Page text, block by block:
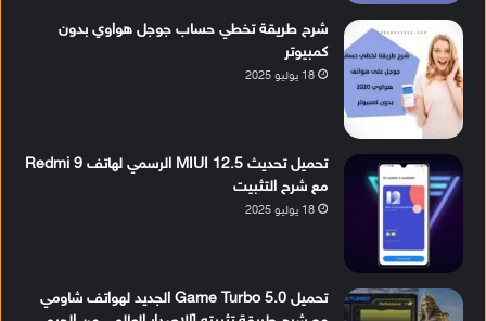
شرح طريقة تخطي حساب جوجل هواوي بدون
كمبيوتر
18 يوليو 2025
تحميل تحديث MIUI 12.5 الرسمي لهاتف Redmi 9
مع شرح التثبيت
18 يوليو 2025
تحميل Game Turbo 5.0 الجديد لهواتف شاومي